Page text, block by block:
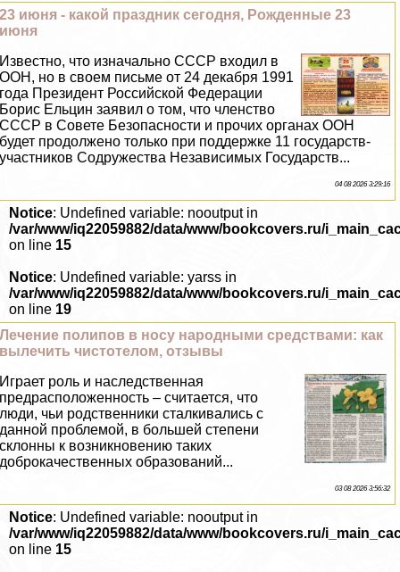
23 июня - какой праздник сегодня, Рожденные 23
июня
Известно, что изначально СССР входил в
ООН, но в своем письме от 24 декабря 1991
года Президент Российской Федерации
Борис Ельцин заявил о том, что члeнство
СССР в Совете Безопасности и прочих органах ООН
будет продолжено только при поддержке 11 государств-
участников Содружества Независимых Государств...
04 08 2026 3:29:16
Notice: Undefined variable: nooutput in
/var/www/iq22059882/data/www/bookcovers.ru/
on line 15
Notice: Undefined variable: yarss in
/var/www/iq22059882/data/www/bookcovers.ru/
on line 19
Лечение полипов в носу народными средствами: как
вылечить чистотелом, отзывы
Играет роль и наследственная
предрасположенность – считается, что
люди, чьи родственники сталкивались с
данной проблемой, в большей степени
склонны к возникновению таких
доброкачественных образований...
03 08 2026 3:56:32
Notice: Undefined variable: nooutput in
/var/www/iq22059882/data/www/bookcovers.ru/
on line 15